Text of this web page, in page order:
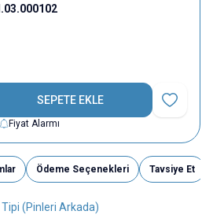
SEPETE EKLE
Favoriye
Fiyat Alarmı
Ödeme Seçenekleri Tavsiye Et
(Pinleri Arkada)